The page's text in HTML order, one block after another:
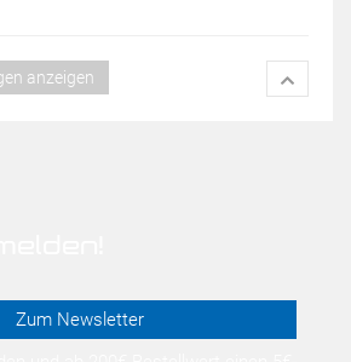
anzeigen
Zum Newsletter